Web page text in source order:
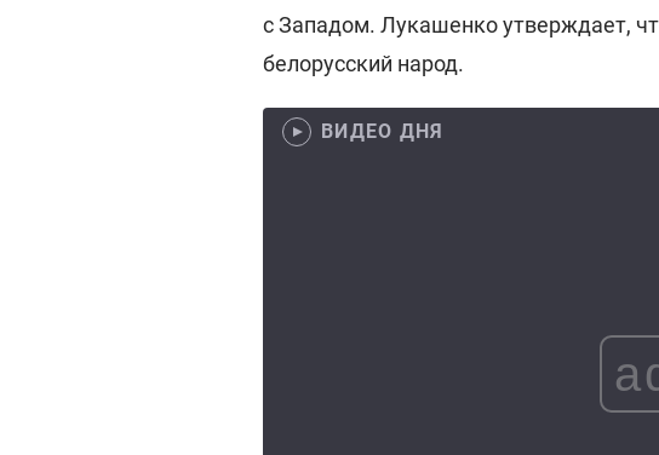
с Западом. Лукашенко утверждает,
белорусский народ.
ВИДЕО ДНЯ